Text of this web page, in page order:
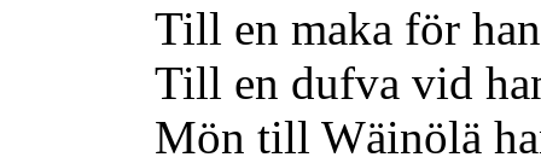
Till en maka för
Till en dufva vid
Mön till Wäinölä